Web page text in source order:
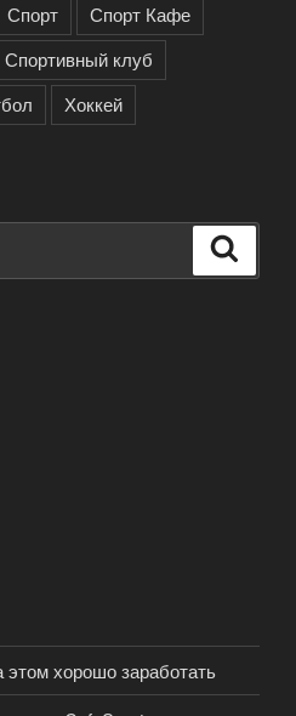
Спорт
Спорт Кафе
Спортивный клуб
Хоккей
этом хорошо заработать